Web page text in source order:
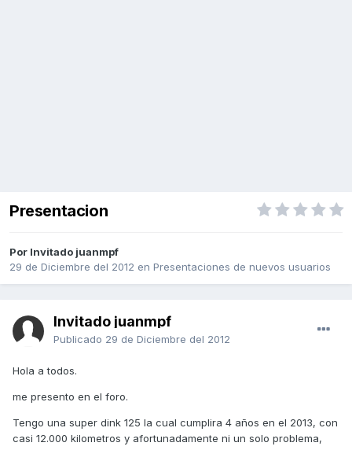
Presentacion
Por Invitado juanmpf
29 de Diciembre del 2012 en Presentaciones de nuevos usuarios
Invitado juanmpf
Publicado 29 de Diciembre del 2012
Hola a todos.
me presento en el foro.
Tengo una super dink 125 la cual cumplira 4 años en el 2013, con
casi 12.000 kilometros y afortunadamente ni un solo problema,